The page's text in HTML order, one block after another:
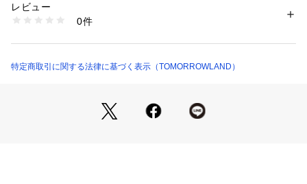
1950年前半に設立された老舗ブランド。
高級皮革だけを使用し、全工程を自社の工場で一貫して製作し
た職人がハンドメイドで丁寧に作り続けています。
商品番号：
33016201044 （ショップ）
レビュー
0件
特定商取引に関する法律に基づく表示（TOMORROWLAND）